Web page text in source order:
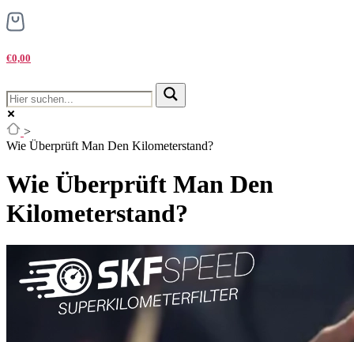
€0,00
>
Wie Überprüft Man Den Kilometerstand?
Wie Überprüft Man Den
Kilometerstand?